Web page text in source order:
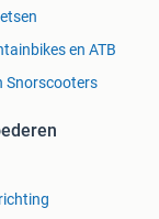
en ATB
Snorscooters